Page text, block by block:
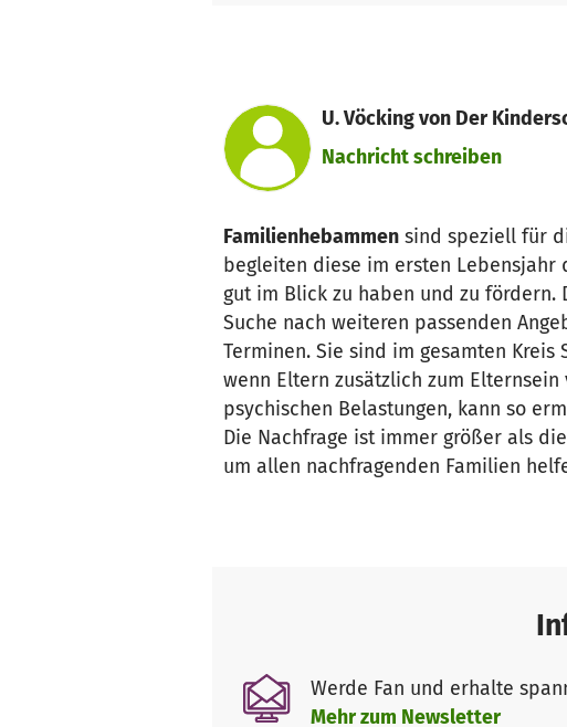
U. Vöcking von Der
Nachricht schreiben
Familienhebammen sind speziell für
begleiten diese im ersten Lebensjahr
gut im Blick zu haben und zu
Suche nach weiteren passenden
Terminen. Sie sind im gesamten
wenn Eltern zusätzlich zum
psychischen Belastungen, kann so
Die Nachfrage ist immer größer als
um allen nachfragenden Familien
Werde Fan und erhalte
Mehr zum Newsletter